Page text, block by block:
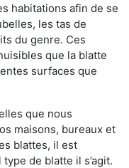
habitations afin de se
les tas de
du genre. Ces
que la blatte
surfaces que
que nous
maisons, bureaux et
blattes, il est
de blatte il s’agit.